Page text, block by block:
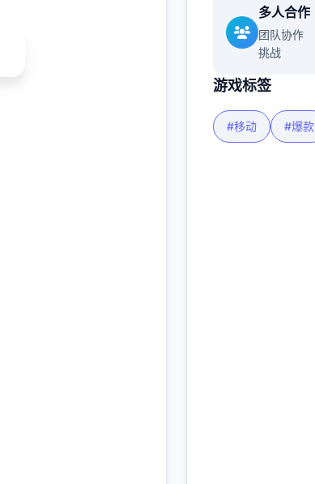
多人合作
团队协作
挑战
游戏标签
#移动 #爆款